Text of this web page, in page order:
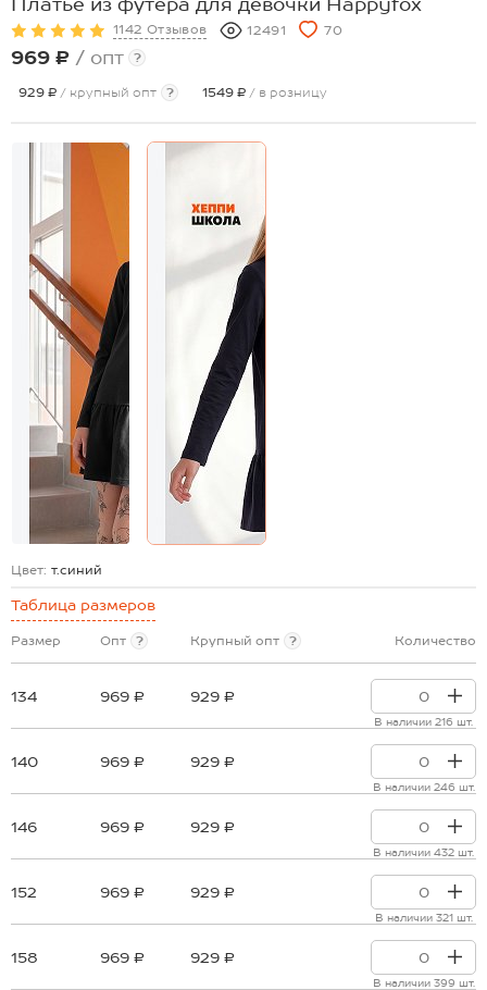
1142 Отзывов 12491 70
969 ₽ / опт ?
929 ₽ / крупный опт ? 1549 ₽ / в розницу
Цвет: т.синий
Таблица размеров
Размер Опт ? Крупный опт ? Количество
134 969 ₽ 929 ₽
В наличии 216 шт.
140 969 ₽ 929 ₽
В наличии 246 шт.
146 969 ₽ 929 ₽
В наличии 432 шт.
152 969 ₽ 929 ₽
В наличии 321 шт.
158 969 ₽ 929 ₽
В наличии 399 шт.